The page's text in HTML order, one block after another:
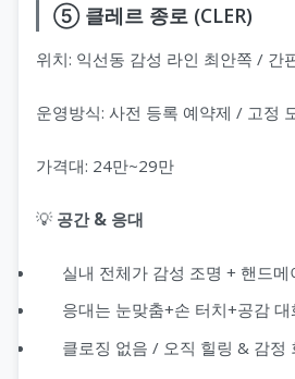
⑤ 클레르 종로 (CLER)
위치: 익선동 감성 라인 최안쪽 / 간
운영방식: 사전 등록 예약제 / 고정
가격대: 24만~29만
💡 공간 & 응대
실내 전체가 감성 조명 + 핸드
응대는 눈맞춤+손 터치+공감 대
클로징 없음 / 오직 힐링 & 감정